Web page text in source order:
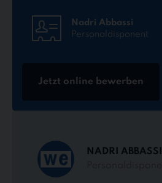
Nadri Abbassi
Personaldisponent
Jetzt online bewerben
NADRI ABBASSI